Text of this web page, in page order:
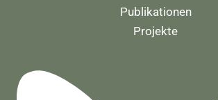
Publikationen
Projekte